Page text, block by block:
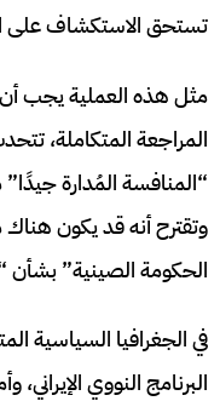
تستحق الاستكشاف على
مثل هذه العملية يجب
المراجعة المتكاملة،
“المنافسة المُدارة
وتقترح أنه قد يكون
الحكومة الصينية” بشأن
في الجغرافيا السياسية
البرنامج النووي